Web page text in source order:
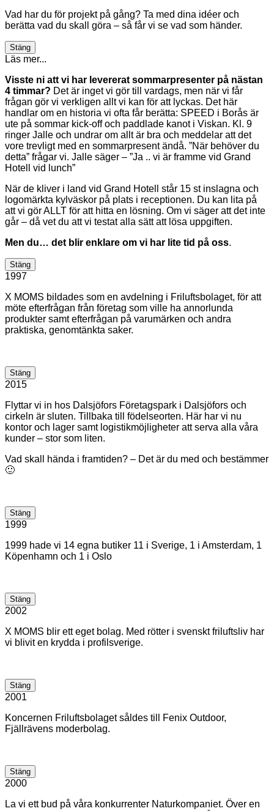
Vad har du för projekt på gång? Ta med dina idéer och
berätta vad du skall göra – så får vi se vad som händer.
Stäng
Läs mer...
Visste ni att vi har levererat sommarpresenter på nästan
4 timmar? Det är inget vi gör till vardags, men när vi får
frågan gör vi verkligen allt vi kan för att lyckas. Det här
handlar om en historia vi ofta får berätta: SPEED i Borås är
ute på sommar kick-off och paddlade kanot i Viskan. Kl. 9
ringer Jalle och undrar om allt är bra och meddelar att det
vore trevligt med en sommarpresent ändå. ”När behöver du
detta” frågar vi. Jalle säger – ”Ja .. vi är framme vid Grand
Hotell vid lunch”
När de kliver i land vid Grand Hotell står 15 st inslagna och
logomärkta kylväskor på plats i receptionen. Du kan lita på
att vi gör ALLT för att hitta en lösning. Om vi säger att det inte
går – då vet du att vi testat alla sätt att lösa uppgiften.
Men du… det blir enklare om vi har lite tid på oss.
Stäng
1997
X MOMS bildades som en avdelning i Friluftsbolaget, för att
möte efterfrågan från företag som ville ha annorlunda
produkter samt efterfrågan på varumärken och andra
praktiska, genomtänkta saker.
Stäng
2015
Flyttar vi in hos Dalsjöfors Företagspark i Dalsjöfors och
cirkeln är sluten. Tillbaka till födelseorten. Här har vi nu
kontor och lager samt logistikmöjligheter att serva alla våra
kunder – stor som liten.
Vad skall hända i framtiden? – Det är du med och bestämmer
🙂
Stäng
1999
1999 hade vi 14 egna butiker 11 i Sverige, 1 i Amsterdam, 1
Köpenhamn och 1 i Oslo
Stäng
2002
X MOMS blir ett eget bolag. Med rötter i svenskt friluftsliv har
vi blivit en krydda i profilsverige.
Stäng
2001
Koncernen Friluftsbolaget såldes till Fenix Outdoor,
Fjällrävens moderbolag.
Stäng
2000
La vi ett bud på våra konkurrenter Naturkompaniet. Över en